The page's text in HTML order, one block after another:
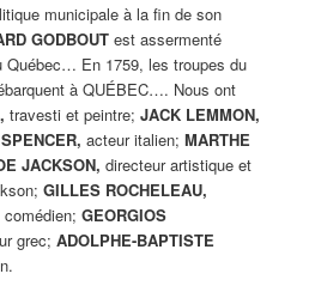
municipale à la fin de son
GODBOUT est assermenté
Québec… En 1759, les troupes du
à QUÉBEC…. Nous ont
travesti et peintre;JACK LEMMON,
acteur italien;MARTHE
JACKSON, directeur artistique et
GILLES ROCHELEAU,
comédien;GEORGIOS
grec;ADOLPHE-BAPTISTE